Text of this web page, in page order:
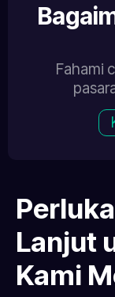
Fahami
Lanjut
Kami